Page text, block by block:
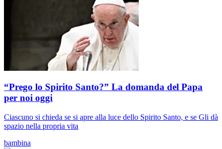
“Prego lo Spirito Santo?” La domanda del Papa
per noi oggi
Ciascuno si chieda se si apre alla luce dello Spirito Santo, e se Gli dà
spazio nella propria vita
bambina